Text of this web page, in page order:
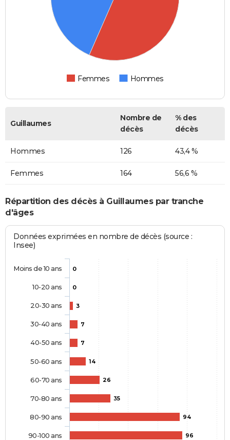
Femmes Hommes
Guillaumes
Nombre de
décès
% des
décès
Hommes 126 43,4 %
Femmes 164 56,6 %
Répartition des décès à Guillaumes par tranche
d'âges
Données exprimées en nombre de décès (source :
Insee)
0
0
3
7
7
14
26
35
94
96
Moins de 10 ans
10-20 ans
20-30 ans
30-40 ans
40-50 ans
50-60 ans
60-70 ans
70-80 ans
80-90 ans
90-100 ans